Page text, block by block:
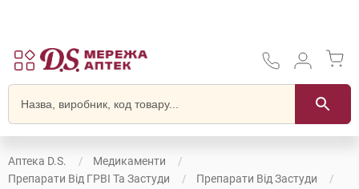
Аптека D.S.
Медикаменти
Препарати Від ГРВІ Та Застуди
Препарати Від Застуди